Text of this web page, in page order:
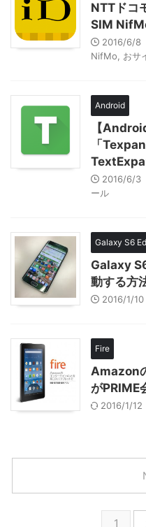
NTTドコ
SIM
2016/6/8
NifMo
おサ
Android
【
「
2016/6/3
ール
Galaxy S6
Galaxy
動する方
2016/1/10
Fire
Amazon
がPRIME
2016/1/12
1